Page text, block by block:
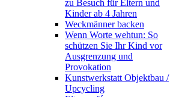
zu Besuch für Eltern und
Kinder ab 4 Jahren
Weckmänner backen
Wenn Worte wehtun: So
schützen Sie Ihr Kind vor
Ausgrenzung und
Provokation
Kunstwerkstatt Objektbau /
Upcycling